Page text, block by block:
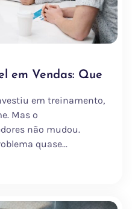
em Vendas: Que
em treinamento,
Mas o
não mudou.
quase...